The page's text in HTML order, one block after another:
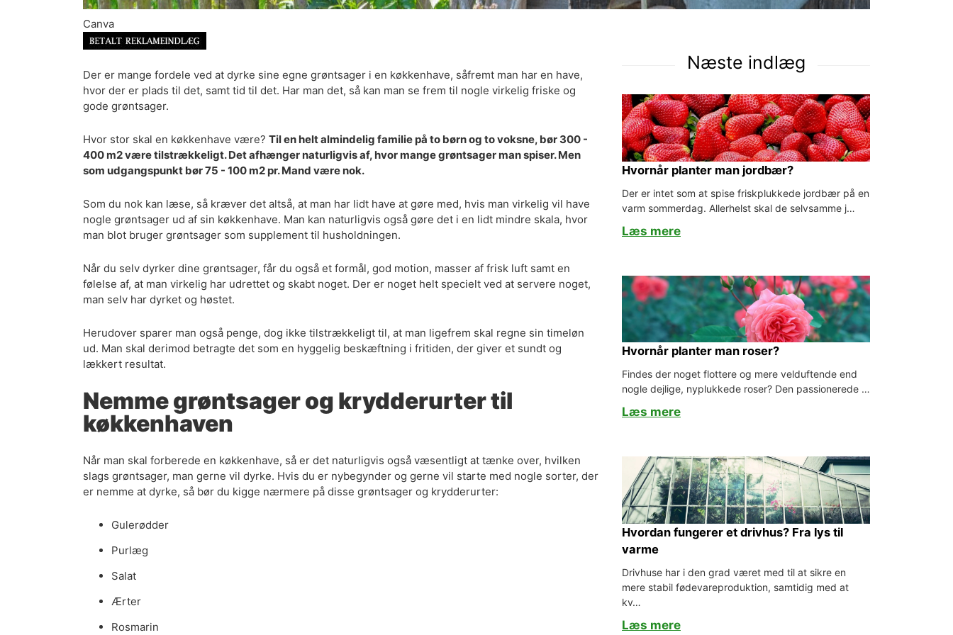
Canva
Der er mange fordele ved at dyrke sine egne grøntsager i en køkkenhave, såfremt man har en have,
hvor der er plads til det, samt tid til det. Har man det, så kan man se frem til nogle virkelig friske og
gode grøntsager.
Hvor stor skal en køkkenhave være? Til en helt almindelig familie på to børn og to voksne, bør 300 -
400 m2 være tilstrækkeligt. Det afhænger naturligvis af, hvor mange grøntsager man spiser. Men
som udgangspunkt bør 75 - 100 m2 pr. Mand være nok.
Som du nok kan læse, så kræver det altså, at man har lidt have at gøre med, hvis man virkelig vil have
nogle grøntsager ud af sin køkkenhave. Man kan naturligvis også gøre det i en lidt mindre skala, hvor
man blot bruger grøntsager som supplement til husholdningen.
Når du selv dyrker dine grøntsager, får du også et formål, god motion, masser af frisk luft samt en
følelse af, at man virkelig har udrettet og skabt noget. Der er noget helt specielt ved at servere noget,
man selv har dyrket og høstet.
Herudover sparer man også penge, dog ikke tilstrækkeligt til, at man ligefrem skal regne sin timeløn
ud. Man skal derimod betragte det som en hyggelig beskæftning i fritiden, der giver et sundt og
lækkert resultat.
Nemme grøntsager og krydderurter til
køkkenhaven
Når man skal forberede en køkkenhave, så er det naturligvis også væsentligt at tænke over, hvilken
slags grøntsager, man gerne vil dyrke. Hvis du er nybegynder og gerne vil starte med nogle sorter, der
er nemme at dyrke, så bør du kigge nærmere på disse grøntsager og krydderurter:
Gulerødder
Purlæg
Salat
Ærter
Rosmarin
Næste indlæg
Hvornår planter man jordbær?
Der er intet som at spise friskplukkede jordbær på en
varm sommerdag. Allerhelst skal de selvsamme j…
Læs mere
Hvornår planter man roser?
Findes der noget flottere og mere velduftende end
nogle dejlige, nyplukkede roser? Den passionerede …
Læs mere
Hvordan fungerer et drivhus? Fra lys til
varme
Drivhuse har i den grad været med til at sikre en
mere stabil fødevareproduktion, samtidig med at
kv…
Læs mere